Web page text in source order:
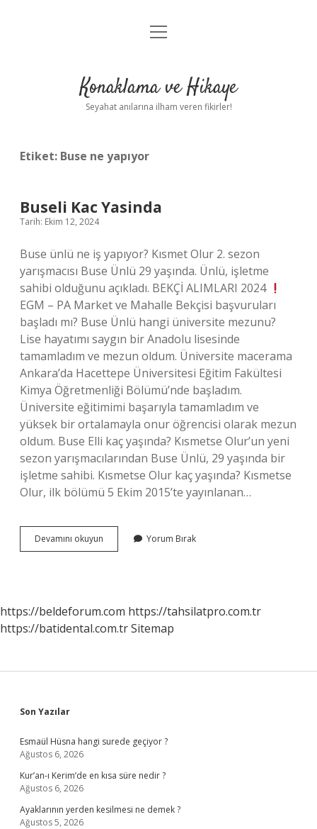
Anasayfa
Yasal Uyarı
menüyü
Konaklama ve Hikaye
Seyahat anılarına ilham veren fikirler!
Etiket: Buse ne yapıyor
Buseli Kac Yasinda
Tarih: Ekim 12, 2024
Buse ünlü ne iş yapıyor? Kısmet Olur 2. sezon
yarışmacısı Buse Ünlü 29 yaşında. Ünlü, işletme
sahibi olduğunu açıkladı. BEKÇİ ALIMLARI 2024
EGM – PA Market ve Mahalle Bekçisi başvuruları
başladı mı? Buse Ünlü hangi üniversite mezunu?
Lise hayatımı saygın bir Anadolu lisesinde
tamamladım ve mezun oldum. Üniversite macerama
Ankara’da Hacettepe Üniversitesi Eğitim Fakültesi
Kimya Öğretmenliği Bölümü’nde başladım.
Üniversite eğitimimi başarıyla tamamladım ve
yüksek bir ortalamayla onur öğrencisi olarak mezun
oldum. Buse Elli kaç yaşında? Kısmetse Olur’un yeni
sezon yarışmacılarından Buse Ünlü, 29 yaşında bir
işletme sahibi. Kısmetse Olur kaç yaşında? Kısmetse
Olur, ilk bölümü 5 Ekim 2015’te yayınlanan…
Devamını okuyun
Kac
Yorum Bırak
https://beldeforum.com https://tahsilatpro.com.tr
https://batidental.com.trSitemap
Sidebar
Son Yazılar
Esmaül Hüsna hangi surede geçiyor ?
Ağustos 6, 2026
Kur’an-ı Kerim’de en kısa süre nedir ?
Ağustos 6, 2026
Ayaklarının yerden kesilmesi ne demek ?
Ağustos 5, 2026